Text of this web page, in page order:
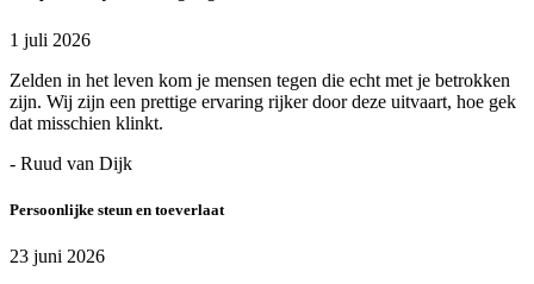
1 juli 2026
Zelden in het leven kom je mensen tegen die echt met je betrokken
zijn. Wij zijn een prettige ervaring rijker door deze uitvaart, hoe gek
dat misschien klinkt.
- Ruud van Dijk
Persoonlijke steun en toeverlaat
23 juni 2026